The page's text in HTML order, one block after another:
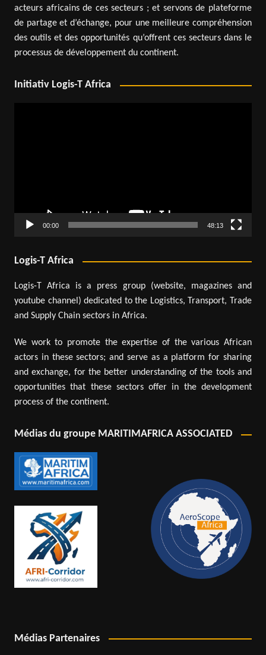
acteurs africains de ces secteurs ; et servons de plateforme
de partage et d’échange, pour une meilleure compréhension
des outils et des opportunités qu’offrent ces secteurs dans le
processus de développement du continent.
Initiativ Logis-T Africa
00:00 48:13
Logis-T Africa
Logis-T Africa is a press group (website, magazines and
youtube channel) dedicated to the Logistics, Transport, Trade
and Supply Chain sectors in Africa.
We work to promote the expertise of the various African
actors in these sectors; and serve as a platform for sharing
and exchange, for the better understanding of the tools and
opportunities that these sectors offer in the development
process of the continent.
Médias du groupe MARITIMAFRICA ASSOCIATED
Médias Partenaires